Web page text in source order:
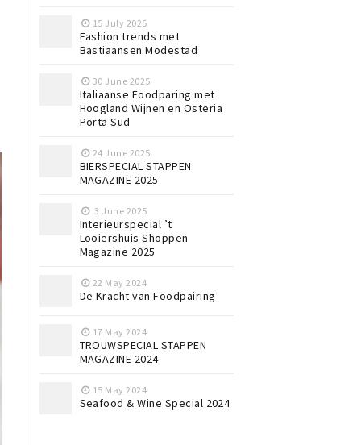
15 July 2025
Fashion trends met
Bastiaansen Modestad
30 June 2025
Italiaanse Foodparing met
Hoogland Wijnen en Osteria
Porta Sud
24 June 2025
BIERSPECIAL STAPPEN
MAGAZINE 2025
3 June 2025
Interieurspecial ’t
Looiershuis Shoppen
Magazine 2025
22 May 2024
De Kracht van Foodpairing
17 May 2024
TROUWSPECIAL STAPPEN
MAGAZINE 2024
15 May 2024
Seafood & Wine Special 2024